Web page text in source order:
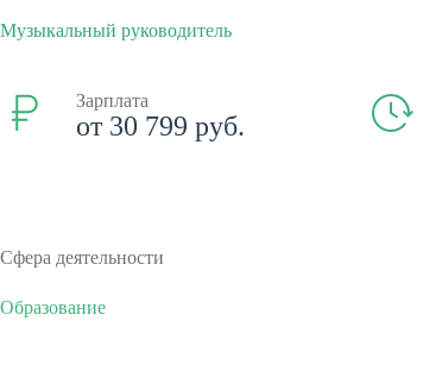
Музыкальный руководитель
Зарплата
от 30 799 руб.
Сфера деятельности
Образование